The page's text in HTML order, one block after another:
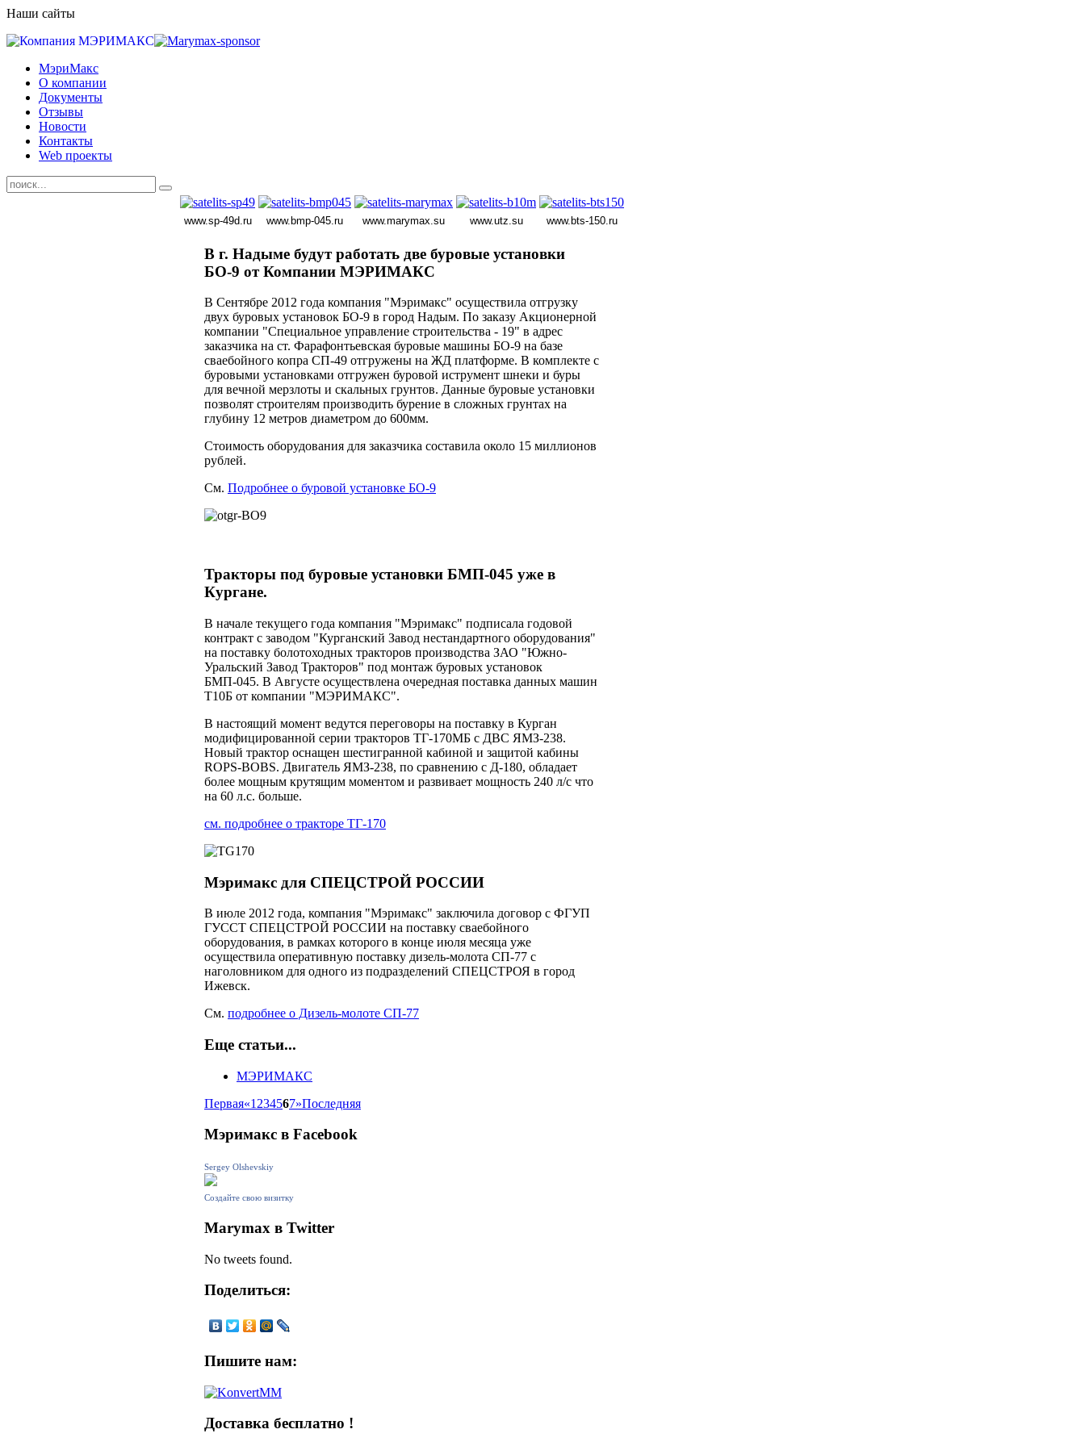
Наши сайты
МэриМакс
О компании
Документы
Отзывы
Новости
Контакты
Web проекты
www.sp-49d.ru www.bmp-045.ru www.marymax.su www.utz.su www.bts-150.ru
В г. Надыме будут работать две буровые установки
БО-9 от Компании МЭРИМАКС
В Сентябре 2012 года компания "Мэримакс" осуществила отгрузку
двух буровых установок БО-9 в город Надым. По заказу Акционерной
компании "Специальное управление строительства - 19" в адрес
заказчика на ст. Фарафонтьевская буровые машины БО-9 на базе
сваебойного копра СП-49 отгружены на ЖД платформе. В комплекте с
буровыми установками отгружен буровой иструмент шнеки и буры
для вечной мерзлоты и скальных грунтов. Данные буровые установки
позволят строителям производить бурение в сложных грунтах на
глубину 12 метров диаметром до 600мм.
Стоимость оборудования для заказчика составила около 15 миллионов
рублей.
См. Подробнее о буровой установке БО-9
Тракторы под буровые установки БМП-045 уже в
Кургане.
В начале текущего года компания "Мэримакс" подписала годовой
контракт с заводом "Курганский Завод нестандартного оборудования"
на поставку болотоходных тракторов производства ЗАО "Южно-
Уральский Завод Тракторов" под монтаж буровых установок
БМП-045. В Августе осуществлена очередная поставка данных машин
Т10Б от компании "МЭРИМАКС".
В настоящий момент ведутся переговоры на поставку в Курган
модифицированной серии тракторов ТГ-170МБ с ДВС ЯМЗ-238.
Новый трактор оснащен шестигранной кабиной и защитой кабины
ROPS-BOBS. Двигатель ЯМЗ-238, по сравнению с Д-180, обладает
более мощным крутящим моментом и развивает мощность 240 л/с что
на 60 л.с. больше.
см. подробнее о тракторе ТГ-170
Мэримакс для СПЕЦСТРОЙ РОССИИ
В июле 2012 года, компания "Мэримакс" заключила договор с ФГУП
ГУССТ СПЕЦСТРОЙ РОССИИ на поставку сваебойного
оборудования, в рамках которого в конце июля месяца уже
осуществила оперативную поставку дизель-молота СП-77 с
наголовником для одного из подразделений СПЕЦСТРОЯ в город
Ижевск.
См. подробнее о Дизель-молоте СП-77
Еще статьи...
МЭРИМАКС
Первая«1 234567»Последняя
Мэримакс в Facebook
Sergey Olshevskiy
Создайте свою визитку
Marymax в Twitter
No tweets found.
Поделиться:
Пишите нам:
Доставка бесплатно !